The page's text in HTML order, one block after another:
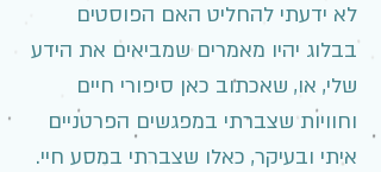
לא ידעתי להחליט האם הפוסטים
בבלוג יהיו מאמרים שמביאים את הידע
שלי, או, שאכתוב כאן סיפורי חיים
וחוויות שצברתי במפגשים הפרטניים
איתי ובעיקר, כאלו שצברתי במסע חיי.